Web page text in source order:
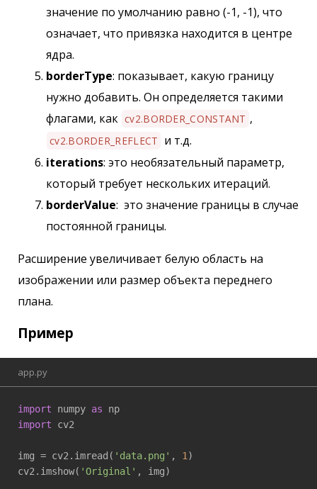
значение по умолчанию равно (-1, -1), что
означает, что привязка находится в центре
ядра.
borderType: показывает, какую границу
нужно добавить. Он определяется такими
флагами, как cv2.BORDER_CONSTANT ,
cv2.BORDER_REFLECT и т.д.
iterations: это необязательный параметр,
который требует нескольких итераций.
borderValue: это значение границы в случае
постоянной границы.
Расширение увеличивает белую область на
изображении или размер объекта переднего
плана.
Пример
app.py
import numpy as
import cv2
img = cv2.imread( 'data.png' , 1 )
cv2.imshow( 'Original' , img)